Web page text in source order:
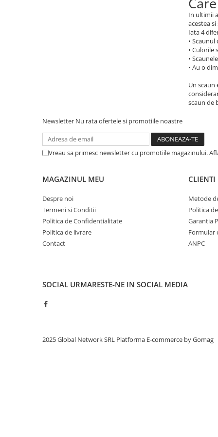
In ultimii
acestea
Iata 4
•
• Culorile
•
• Au o
Un
scaun de
Newsletter Nu rata ofertele si promotiile noastre
Vreau sa primesc newsletter cu promotiile magazinului.
MAGAZINUL MEU
Despre noi
Termeni si Conditii
Politica de Confidentialitate
Politica de livrare
Contact
CLIENTI
Metode
Politica
Garantia
Formular
ANPC
SOCIAL URMARESTE-NE IN SOCIAL MEDIA
2025 Global Network SRL Platforma E-commerce by Gomag